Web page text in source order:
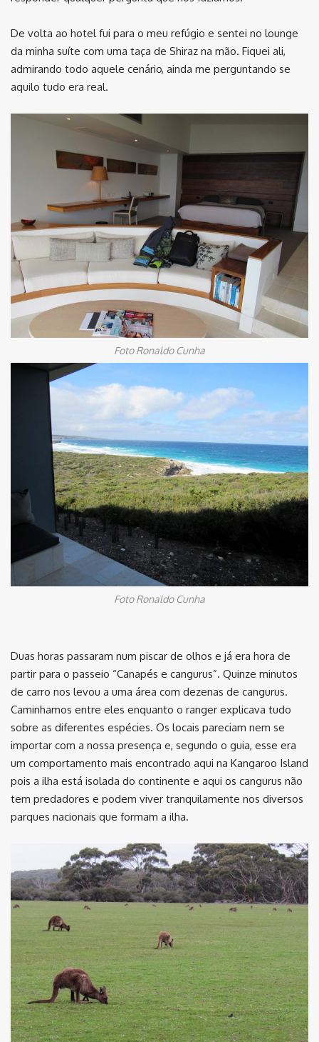
De volta ao hotel fui para o meu refúgio e sentei no lounge
da minha suíte com uma taça de Shiraz na mão. Fiquei ali,
admirando todo aquele cenário, ainda me perguntando se
aquilo tudo era real.
Foto Ronaldo Cunha
Foto Ronaldo Cunha
Duas horas passaram num piscar de olhos e já era hora de
partir para o passeio “Canapés e cangurus”. Quinze minutos
de carro nos levou a uma área com dezenas de cangurus.
Caminhamos entre eles enquanto o ranger explicava tudo
sobre as diferentes espécies. Os locais pareciam nem se
importar com a nossa presença e, segundo o guia, esse era
um comportamento mais encontrado aqui na Kangaroo Island
pois a ilha está isolada do continente e aqui os cangurus não
tem predadores e podem viver tranquilamente nos diversos
parques nacionais que formam a ilha.